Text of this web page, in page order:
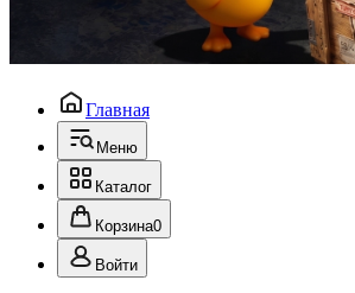
Главная
Меню
Каталог
Корзина0
Войти